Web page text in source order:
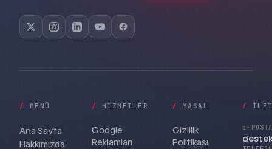
/ MENÜ
Ana Sayfa
Hakkımızda
/ HIZMETLER
Google
Reklamları
/ YASAL
Gizlilik
Politikası
/
E-